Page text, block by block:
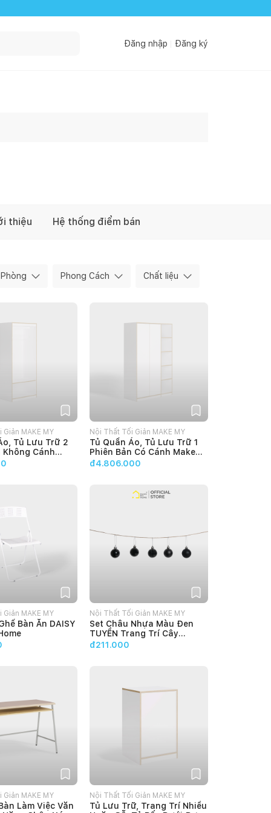
Đăng nhập Đăng ký
thiệu Hệ thống điểm bán
Phòng Phong Cách Chất liệu
MAKE MY
Tủ Lưu Trữ 2
Không Cánh
EZ
Nội Thất Tối Giản MAKE MY
HOME
Tủ Quần Áo, Tủ Lưu Trữ 1
Phiên Bản Có Cánh Make
My Home EZ
đ4.806.000
MAKE MY
Bàn Ăn DAISY
Nội Thất Tối Giản MAKE MY
HOME
Set Châu Nhựa Màu Đen
TUYỀN Trang Trí Cây
Thông Giáng Sinh Noel
đ211.000
MAKE MY
Làm Việc Văn
Nội Thất Tối Giản MAKE MY
HOME
Tủ Lưu Trữ, Trang Trí Nhiều